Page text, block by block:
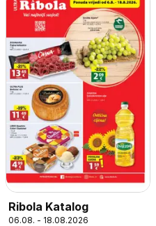
Ribola Katalog
06.08. - 18.08.2026